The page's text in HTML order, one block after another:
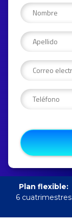
Plan flexible:
6 cuatrimestres